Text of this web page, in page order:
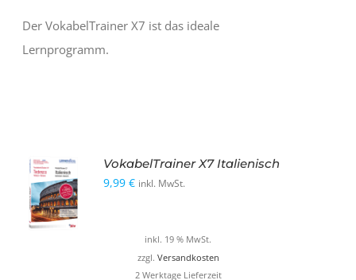
Der VokabelTrainer X7 ist das ideale
Lernprogramm.
WARENKORB
VokabelTrainer X7 Italienisch
9,99€ inkl. MwSt.
inkl. 19 % MwSt.
zzgl. Versandkosten
2 Werktage Lieferzeit